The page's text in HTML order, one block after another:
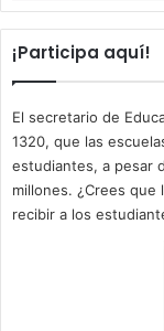
¡Participa aquí!
El secretario de
1320, que las
estudiantes, a pesar
millones. ¿Crees que
recibir a los